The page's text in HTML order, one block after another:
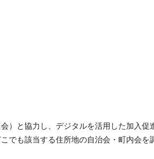
）と協力し、デジタルを活用した加入
でも該当する住所地の自治会・町内会を